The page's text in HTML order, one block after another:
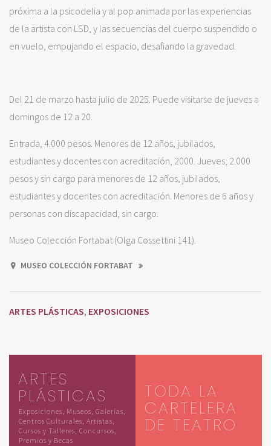
próxima a la psicodelia y al pop animada por las experiencias
de la artista con LSD, y las secuencias del cuerpo suspendido o
en vuelo, empujando el espacio, desafiando la gravedad.
Del 21 de marzo hasta julio de 2025. Puede visitarse de jueves a
domingos de 12 a 20.
Entrada, 4.000 pesos. Menores de 12 años, jubilados,
estudiantes y docentes con acreditación, 2000. Jueves, 2.000
pesos y sin cargo para menores de 12 años, jubilados,
estudiantes y docentes con acreditación. Menores de 6 años y
personas con discapacidad, sin cargo.
Museo Colección Fortabat (Olga Cossettini 141).
MUSEO COLECCIÓN FORTABAT
ARTES PLÁSTICAS, EXPOSICIONES
ARTES
PLÁSTICAS
Exposiciones, Museos, Galerías,
Centros Culturales, Artistas,
Cursos y Talleres, Concursos,
Premios y Becas
TODA LA
CARTELERA
DE TEATRO